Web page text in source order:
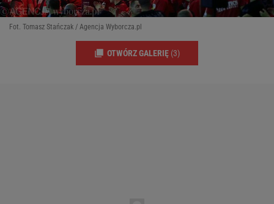
Fot. Tomasz Stańczak / Agencja Wyborcza.pl
OTWÓRZ GALERIĘ (3)